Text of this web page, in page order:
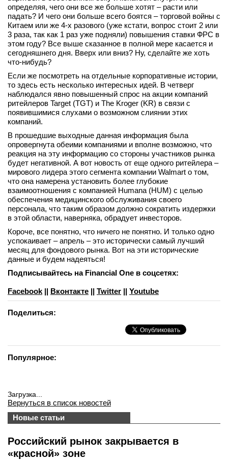
определяя, чего они все же больше хотят – расти или
падать? И чего они больше всего боятся – торговой войны с
Китаем или же 4-х разового (уже кстати, вопрос стоит 2 или
3 раза, так как 1 раз уже подняли) повышения ставки ФРС в
этом году? Все выше сказанное в полной мере касается и
сегодняшнего дня. Вверх или вниз? Ну, сделайте же хоть
что-нибудь?
Если же посмотреть на отдельные корпоративные истории,
то здесь есть несколько интересных идей. В четверг
наблюдался явно повышенный спрос на акции компаний
ритейлеров Target (TGT) и The Kroger (KR) в связи с
появившимися слухами о возможном слиянии этих
компаний.
В прошедшие выходные данная информация была
опровергнута обеими компаниями и вполне возможно, что
реакция на эту информацию со стороны участников рынка
будет негативной. А вот новость от еще одного ритейлера –
мирового лидера этого сегмента компании Walmart о том,
что она намерена установить более глубокие
взаимоотношения с компанией Humana (HUM) с целью
обеспечения медицинского обслуживания своего
персонала, что таким образом должно сократить издержки
в этой области, наверняка, обрадует инвесторов.
Короче, все понятно, что ничего не понятно. И только одно
успокаивает – апрель – это исторически самый лучший
месяц для фондового рынка. Вот на эти исторические
данные и будем надеяться!
Подписывайтесь на Financial One в соцсетях:
Facebook || Вконтакте || Twitter || Youtube
Поделиться:
Популярное:
Загрузка...
Вернуться в список новостей
Новые статьи
Российский рынок закрывается в
«красной» зоне